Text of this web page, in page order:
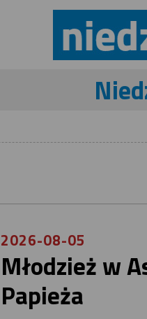
2026-08-05
Młodzież w
Papieża